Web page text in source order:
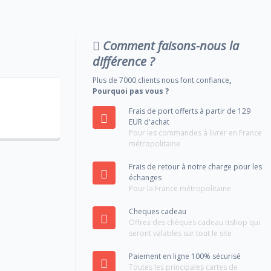
Comment faisons-nous la
différence ?
Plus de 7000 clients nous font confiance,
Pourquoi pas vous ?
Frais de port offerts à partir de 129
EUR d'achat
Pour les commandes à livrer en France
métropolitaine
Frais de retour à notre charge pour les
échanges
Pour la France métropolitaine
Cheques cadeau
Offrez des chèques cadeau ttshop qui
seront valables sur tout le site
Paiement en ligne 100% sécurisé
Toutes les principales cartes de